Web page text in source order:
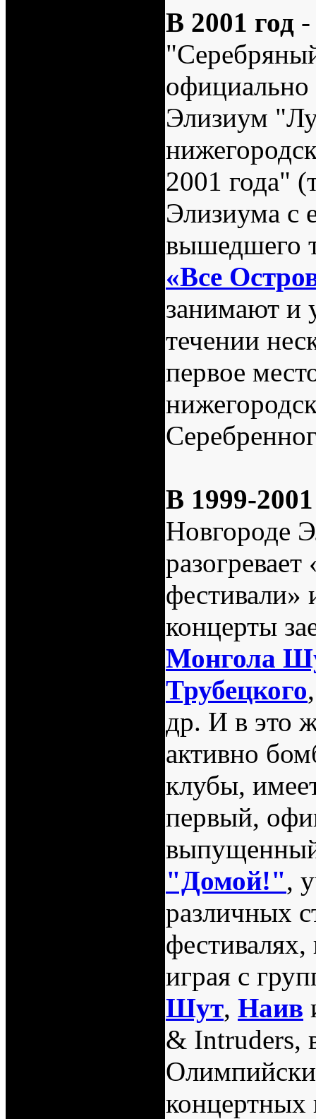
В 2001 год -
официально
Элизиум
2001 года"
Элизиума с
вышедшего
«Все
занимают и
течении
первое
В 1999-
Новгороде
фестивали»
концерты
Монгола
Трубецкого
др. И в это
активно
клубы,
первый,
"Домой!",
различных
играя с
Шут, Наив
& Intruders,